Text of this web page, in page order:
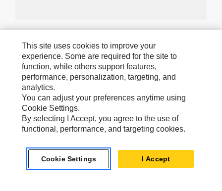
Caterpillar.com
Связаться С Caterpillar
Карта Сайта
Cookie Settings
Конфиденциальность Личных Данных
This site uses cookies to improve your
experience. Some are required for the site to
function, while others support features,
performance, personalization, targeting, and
analytics.
You can adjust your preferences anytime using
Cookie Settings.
By selecting I Accept, you agree to the use of
functional, performance, and targeting cookies.
Cookie Settings I Accept